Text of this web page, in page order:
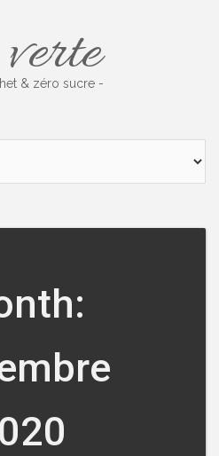
& zéro sucre -